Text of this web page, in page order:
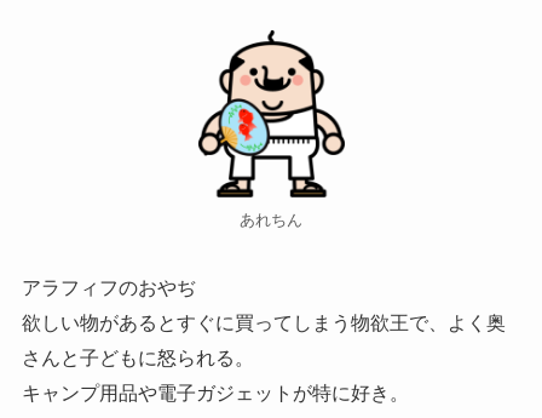
あれちん
アラフィフのおやぢ
欲しい物があるとすぐに買ってしまう物欲王で、よく奥
さんと子どもに怒られる。
キャンプ用品や電子ガジェットが特に好き。